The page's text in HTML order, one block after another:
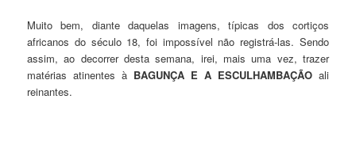
Muito bem, diante daquelas imagens, típicas dos cortiços
africanos do século 18, foi impossível não registrá-las. Sendo
assim, ao decorrer desta semana, irei, mais uma vez, trazer
matérias atinentes à BAGUNÇA E A ESCULHAMBAÇÃOali
reinantes.